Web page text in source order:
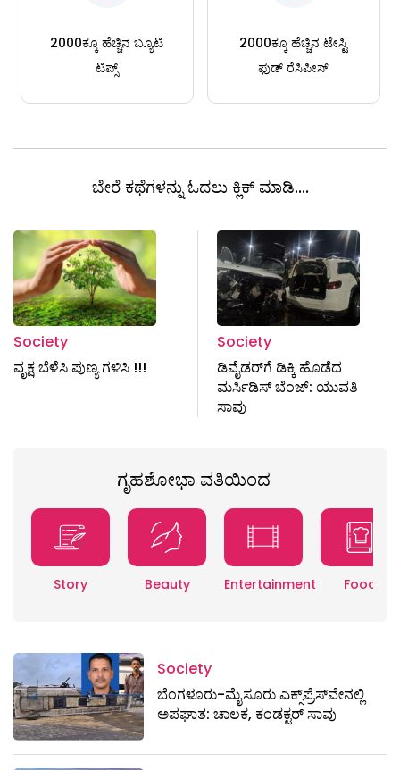
2000ಕ್ಕೂ ಹೆಚ್ಚಿನ ಬ್ಯೂಟಿ
ಟಿಪ್ಸ್
2000ಕ್ಕೂ ಹೆಚ್ಚಿನ ಟೇಸ್ಟಿ
ಫುಡ್ ರೆಸಿಪೀಸ್
ಬೇರೆ ಕಥೆಗಳನ್ನು ಓದಲು ಕ್ಲಿಕ್ ಮಾಡಿ....
Society
ವೃಕ್ಷ ಬೆಳೆಸಿ ಪುಣ್ಯ ಗಳಿಸಿ !!!
Society
ಡಿವೈಡರ್​​ಗೆ ಡಿಕ್ಕಿ ಹೊಡೆದ
ಮರ್ಸಿಡಿಸ್ ಬೆಂಜ್: ಯುವತಿ
ಸಾವು
ಗೃಹಶೋಭಾ ವತಿಯಿಂದ
Story Beauty Entertainment Food
Society
ಬೆಂಗಳೂರು-ಮೈಸೂರು ಎಕ್ಸ್​ಪ್ರೆಸ್‌ವೇನಲ್ಲಿ
ಅಪಘಾತ: ಚಾಲಕ, ಕಂಡಕ್ಟರ್ ಸಾವು